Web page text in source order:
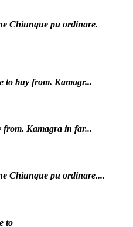
Chiunque pu ordinare.
to buy from. Kamagr...
from. Kamagra in far...
Chiunque pu ordinare....
to